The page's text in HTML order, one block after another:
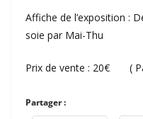
Affiche de l’exposition :
soie par Mai-Thu
Prix de vente : 20€ (
Partager :